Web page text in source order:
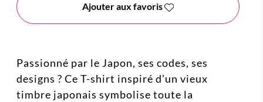
Ajouter aux favoris
Passionné par le Japon, ses codes, ses
designs ? Ce T-shirt inspiré d’un vieux
timbre japonais symbolise toute la